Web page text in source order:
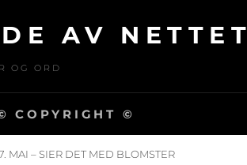
AV NETTET
OG ORD
COPYRIGHT ©
MAI – SIER DET MED BLOMSTER